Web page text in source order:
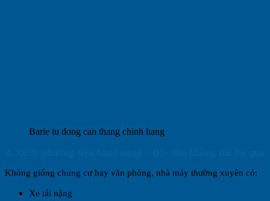
Barie tu dong can thang chinh hang
Không giống chung cư hay văn phòng, nhà máy thường xuyên có:
Xe tải nặng